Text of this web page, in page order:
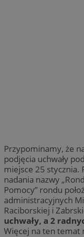
Przypominamy, że
podjęcia uchwały
miejsce 25 stycznia.
nadania nazwy
Pomocy” rondu
administracyjnych
Raciborskiej i
uchwały, a 2
Więcej na ten temat